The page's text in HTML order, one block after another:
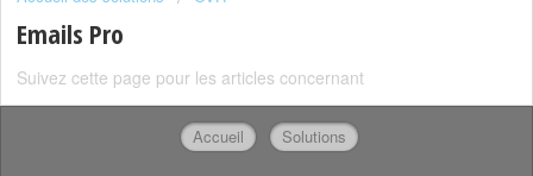
Emails Pro
Suivez cette page pour les articles concernant
Accueil Solutions